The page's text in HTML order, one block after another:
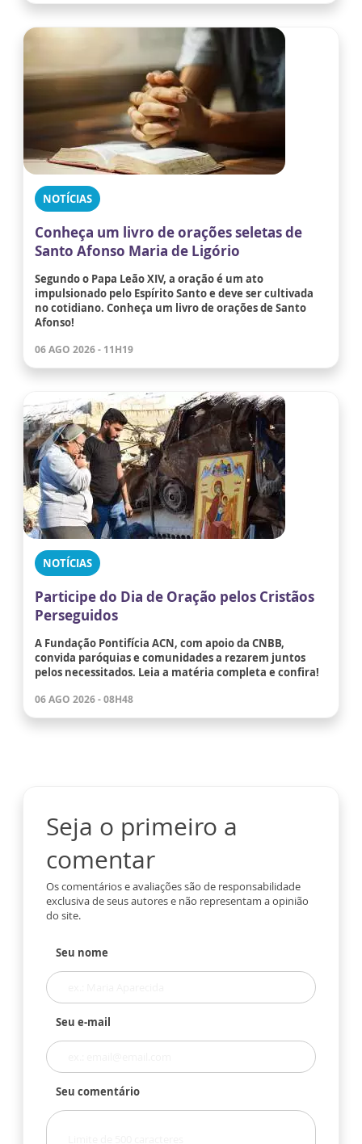
NOTÍCIAS
Conheça um livro de orações seletas de
Santo Afonso Maria de Ligório
Segundo o Papa Leão XIV, a oração é um ato
impulsionado pelo Espírito Santo e deve ser cultivada
no cotidiano. Conheça um livro de orações de Santo
Afonso!
06 AGO 2026 - 11H19
NOTÍCIAS
Participe do Dia de Oração pelos Cristãos
Perseguidos
A Fundação Pontifícia ACN, com apoio da CNBB,
convida paróquias e comunidades a rezarem juntos
pelos necessitados. Leia a matéria completa e confira!
06 AGO 2026 - 08H48
Seja o primeiro a
comentar
Os comentários e avaliações são de responsabilidade
exclusiva de seus autores e não representam a opinião
do site.
Seu nome
Seu e-mail
Seu comentário